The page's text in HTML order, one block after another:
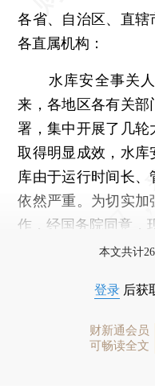
各省、自治区、直辖
各直属机构：
水库安全事关人
来，各地区各有关
署，集中开展了几轮
取得明显成效，水
库由于运行时间长
依然严重。为切实加
作，经国务院同意，
本文共计
登录 后获
财新通会员
可畅读全文